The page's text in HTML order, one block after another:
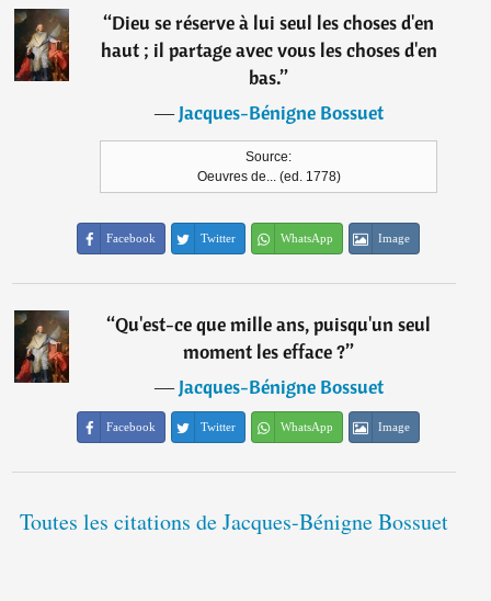
“Dieu se réserve à lui seul les choses d'en
haut ; il partage avec vous les choses d'en
bas.”
―Jacques-Bénigne Bossuet
Source:
Oeuvres de... (ed. 1778)
Facebook Twitter WhatsApp Image
“Qu'est-ce que mille ans, puisqu'un seul
moment les efface ?”
―Jacques-Bénigne Bossuet
Facebook Twitter WhatsApp Image
Toutes les citations de Jacques-Bénigne Bossuet